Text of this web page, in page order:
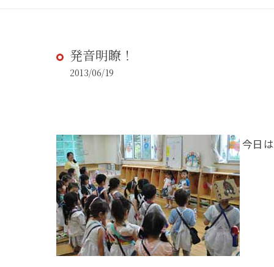
発音明瞭！
2013/06/19
今日